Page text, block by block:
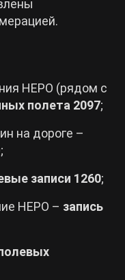
НЕРО (рядом с
полета 2097;
на дороге –
;
записи 1260;
НЕРО – запись